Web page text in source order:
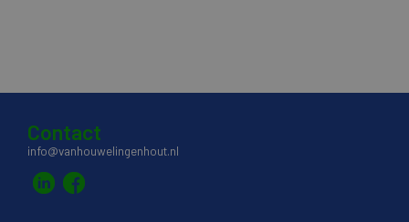
Contact
info@vanhouwelingenhout.nl